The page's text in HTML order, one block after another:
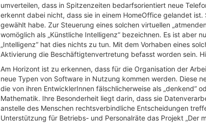
umverteilen, dass in Spitzenzeiten bedarfsorientiert neue
erkennt dabei nicht, dass sie in einem HomeOffice gelandet
gewählt habe. Zur Steuerung eines solchen virtuellen
womöglich als „Künstliche Intelligenz“ bezeichnen. Es ist aber
„Intelligenz“ hat dies nichts zu tun. Mit dem Vorhaben eines
Aktivierung die Beschäftigtenvertretung befasst worden sein.
Am Horizont ist zu erkennen, dass für die Organisation der
neue Typen von Software in Nutzung kommen werden. Diese
die von ihren EntwicklerInnen fälschlicherweise als „denkend“
Mathematik. Ihre Besonderheit liegt darin, dass sie
anstelle des Menschen rechtsverbindliche Entscheidungen
Unterstützung für Betriebs- und Personalräte das Projekt „Der